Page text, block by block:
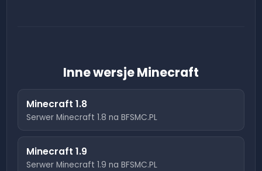
Inne wersje Minecraft
Minecraft1.8
Serwer Minecraft1.8 na BFSMC.PL
Minecraft1.9
Serwer Minecraft1.9 na BFSMC.PL